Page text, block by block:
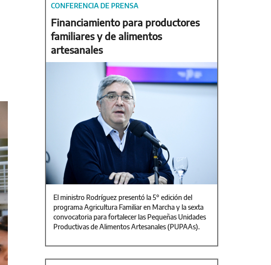
CONFERENCIA DE PRENSA
Financiamiento para productores
familiares y de alimentos
artesanales
El ministro Rodríguez presentó la 5° edición del
programa Agricultura Familiar en Marcha y la sexta
convocatoria para fortalecer las Pequeñas Unidades
Productivas de Alimentos Artesanales (PUPAAs).